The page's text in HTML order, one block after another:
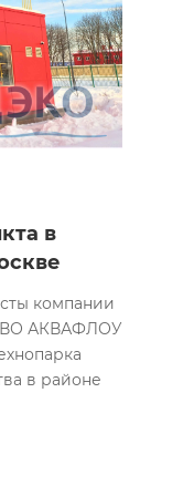
в
компании
АКВАФЛОУ
в районе